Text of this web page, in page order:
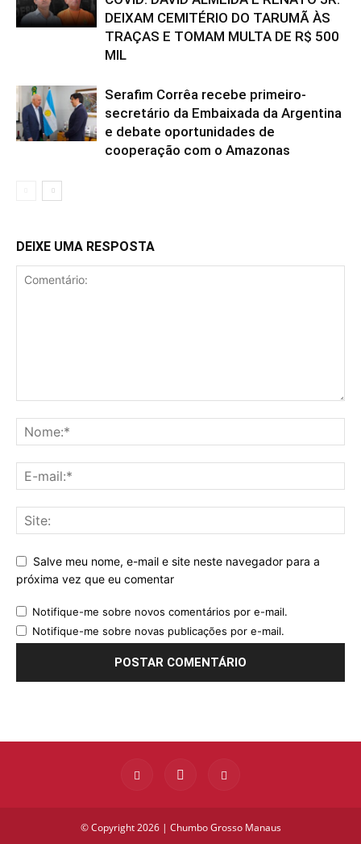
DEIXAM CEMITÉRIO DO TARUMÃ ÀS
TRAÇAS E TOMAM MULTA DE R$ 500
MIL
Serafim Corrêa recebe primeiro-
secretário da Embaixada da Argentina
e debate oportunidades de
cooperação com o Amazonas
DEIXE UMA RESPOSTA
Salve meu nome, e-mail e site neste navegador para a
próxima vez que eu comentar
Notifique-me sobre novos comentários por e-mail.
Notifique-me sobre novas publicações por e-mail.
© Copyright 2026 | Chumbo Grosso Manaus